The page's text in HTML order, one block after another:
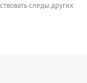
следы других